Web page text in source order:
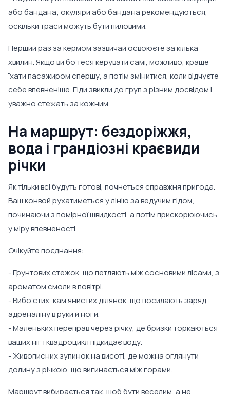
або бандана; окуляри або бандана рекомендуються,
оскільки траси можуть бути пиловими.
Перший раз за кермом зазвичай освоюєте за кілька
хвилин. Якщо ви боїтеся керувати самі, можливо, краще
їхати пасажиром спершу, а потім змінитися, коли відчуєте
себе впевненіше. Гіди звикли до груп з різним досвідом і
уважно стежать за кожним.
На маршрут: бездоріжжя,
вода і грандіозні краєвиди
річки
Як тільки всі будуть готові, почнеться справжня пригода.
Ваш конвой рухатиметься у лінію за ведучим гідом,
починаючи з помірної швидкості, а потім прискорюючись
у міру впевненості.
Очікуйте поєднання:
- Грунтових стежок, що петляють між сосновими лісами, з
ароматом смоли в повітрі.
- Вибоїстих, кам’янистих ділянок, що посилають заряд
адреналіну в руки й ноги.
- Маленьких переправ через річку, де бризки торкаються
ваших ніг і квадроцикл підкидає воду.
- Живописних зупинок на висоті, де можна оглянути
долину з річкою, що вигинається між горами.
Маршрут вибирається так, щоб бути веселим, а не